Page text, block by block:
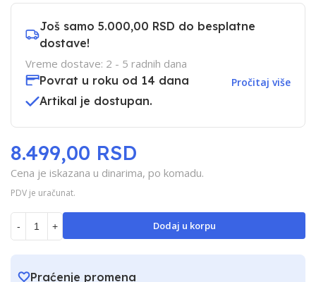
Još samo 5.000,00 RSD do besplatne
dostave!
Vreme dostave: 2 - 5 radnih dana
Povrat u roku od 14 dana
Pročitaj više
Artikal je dostupan.
Cena je iskazana u dinarima, po komadu.
PDV je uračunat.
8.499,00 RSD
- + Dodaj u korpu
Praćenje promena